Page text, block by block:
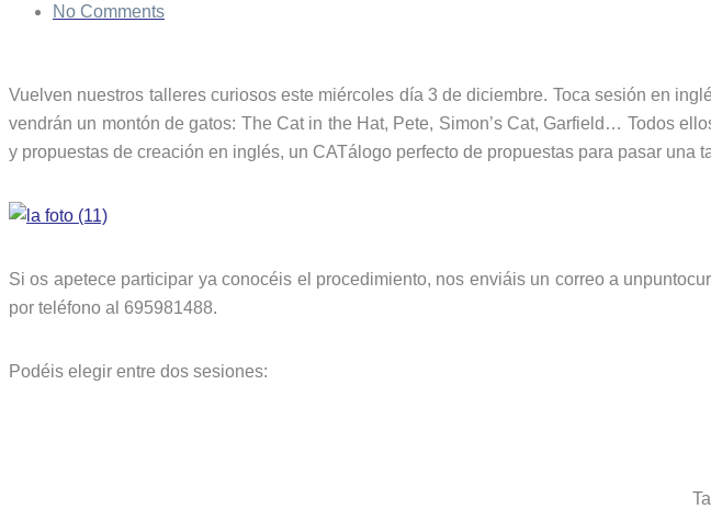
No Comments
Vuelven nuestros talleres curiosos este miércoles día 3 de diciembre. Toca sesión en
vendrán un montón de gatos: The Cat in the Hat, Pete, Simon’s Cat, Garfield… Todos
y propuestas de creación en inglés, un CATálogo perfecto de propuestas para pasar una
Si os apetece participar ya conocéis el procedimiento, nos enviáis un correo a
por teléfono al 695981488.
Podéis elegir entre dos sesiones: